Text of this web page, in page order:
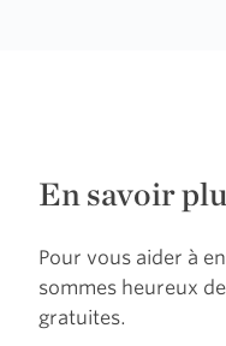
En savoir
Pour vous aider à
sommes heureux
gratuites.